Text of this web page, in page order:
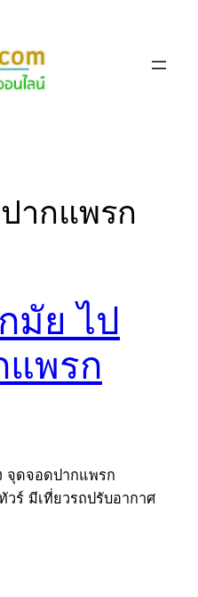
ากแพรก
มัย ไป
พรก
จุดจอดปากแพรก
วร์ มีเที่ยวรถปรับอากาศ